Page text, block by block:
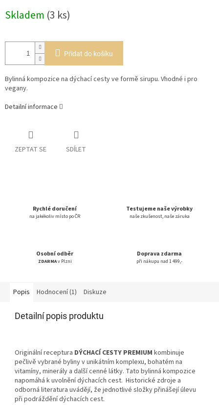
cena:
Skladem (3 ks)
Přidat do košíku
Bylinná kompozice na dýchací cesty ve formě sirupu. Vhodné i pro
vegany.
Detailní informace
ZEPTAT SE SDÍLET
Rychlé doručení
na jakékoliv místo po ČR
Testujeme naše výrobky
naše zkušenost, naše záruka
Osobní odběr
ZDARMAv Plzni
Doprava zdarma
při nákupu nad 1 499,-
Popis Hodnocení (1) Diskuze
Detailní popis produktu
Originální receptura DÝCHACÍ CESTY PREMIUM kombinuje
pečlivě vybrané byliny v unikátním komplexu, bohatém na
vitamíny, minerály a další cenné látky. Tato bylinná kompozice
napomáhá k uvolnění dýchacích cest. Historické zdroje a
odborná literatura uvádějí, že jednotlivé složky přinášejí úlevu
při podráždění dýchacích cest.